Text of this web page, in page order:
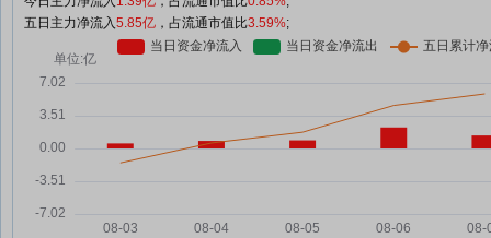
五日主力净流入5.85亿 ，占流通市值比3.59%;